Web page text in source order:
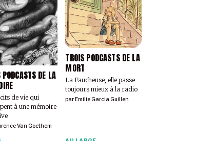
PODCASTS DE LA
de vie qui
à une mémoire
Van Goethem
TROIS PODCASTS DE LA
MORT
La Faucheuse, elle passe
toujours mieux à la radio
par Emilie Garcia Guillen